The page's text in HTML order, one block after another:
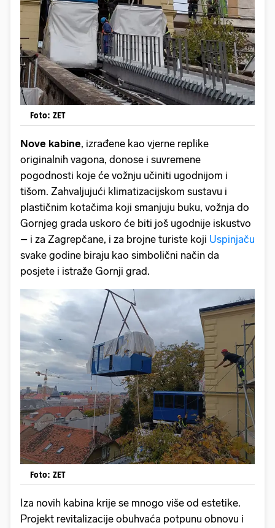
Foto: ZET
Nove kabine, izrađene kao vjerne replike
originalnih vagona, donose i suvremene
pogodnosti koje će vožnju učiniti ugodnijom i
tišom. Zahvaljujući klimatizacijskom sustavu i
plastičnim kotačima koji smanjuju buku, vožnja do
Gornjeg grada uskoro će biti još ugodnije iskustvo
– i za Zagrepčane, i za brojne turiste koji Uspinjaču
svake godine biraju kao simbolični način da
posjete i istraže Gornji grad.
Foto: ZET
Iza novih kabina krije se mnogo više od estetike.
Projekt revitalizacije obuhvaća potpunu obnovu i